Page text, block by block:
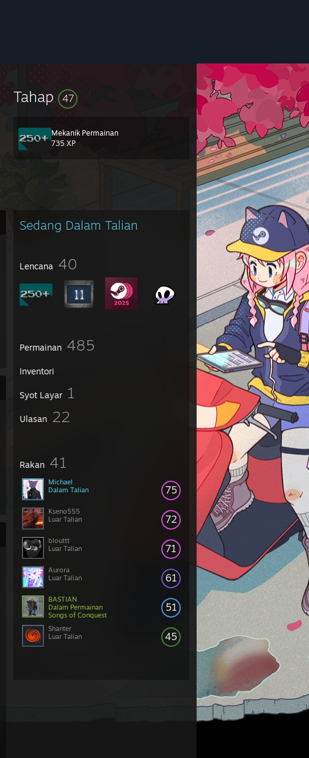
Tahap 47
Mekanik Permainan
735 XP
Sedang Dalam Talian
Lencana 40
Permainan 485
Inventori
Syot Layar 1
Ulasan 22
Rakan 41
75
Michael
Dalam Talian
72
Kseno555
Luar Talian
71
blouttt
Luar Talian
61
Aurora
Luar Talian
51
BASTIAN
Dalam Permainan
Songs of Conquest
45
Shanter
Luar Talian